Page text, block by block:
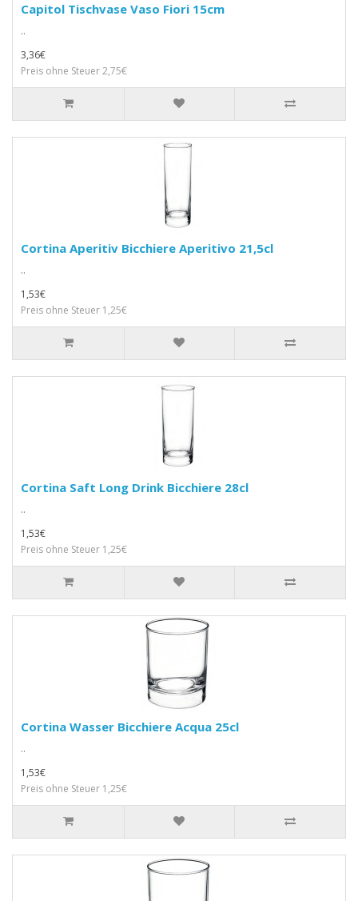
Capitol Tischvase Vaso Fiori 15cm
..
3,36€
Preis ohne Steuer 2,75€
Cortina Aperitiv Bicchiere Aperitivo 21,5cl
..
1,53€
Preis ohne Steuer 1,25€
Cortina Saft Long Drink Bicchiere 28cl
..
1,53€
Preis ohne Steuer 1,25€
Cortina Wasser Bicchiere Acqua 25cl
..
1,53€
Preis ohne Steuer 1,25€